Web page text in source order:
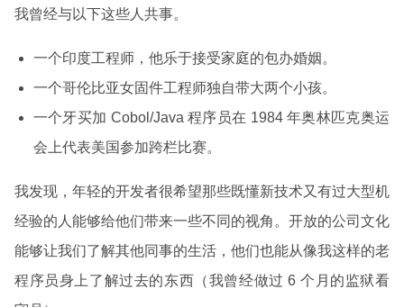
我曾经与以下这些人共事。
一个印度工程师，他乐于接受家庭的包办婚姻。
一个哥伦比亚女固件工程师独自带大两个小孩。
一个牙买加 Cobol/Java 程序员在 1984 年奥林匹克奥运
会上代表美国参加跨栏比赛。
我发现，年轻的开发者很希望那些既懂新技术又有过大型机
经验的人能够给他们带来一些不同的视角。开放的公司文化
能够让我们了解其他同事的生活，他们也能从像我这样的老
程序员身上了解过去的东西（我曾经做过 6 个月的监狱看